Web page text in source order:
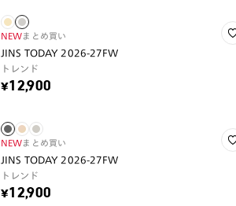
NEWまとめ買い
JINS TODAY 2026-27FW
トレンド
¥12,900
NEWまとめ買い
JINS TODAY 2026-27FW
トレンド
¥12,900